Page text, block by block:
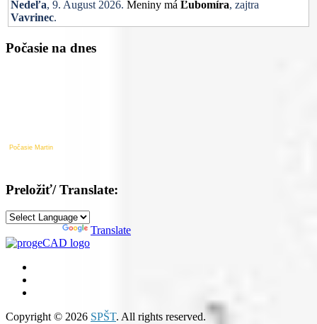
Nedeľa, 9. August 2026. Meniny má Ľubomíra, zajtra
Vavrinec.
Počasie na dnes
Počasie Martin
Preložiť/ Translate:
Translate
Copyright © 2026 SPŠT. All rights reserved.